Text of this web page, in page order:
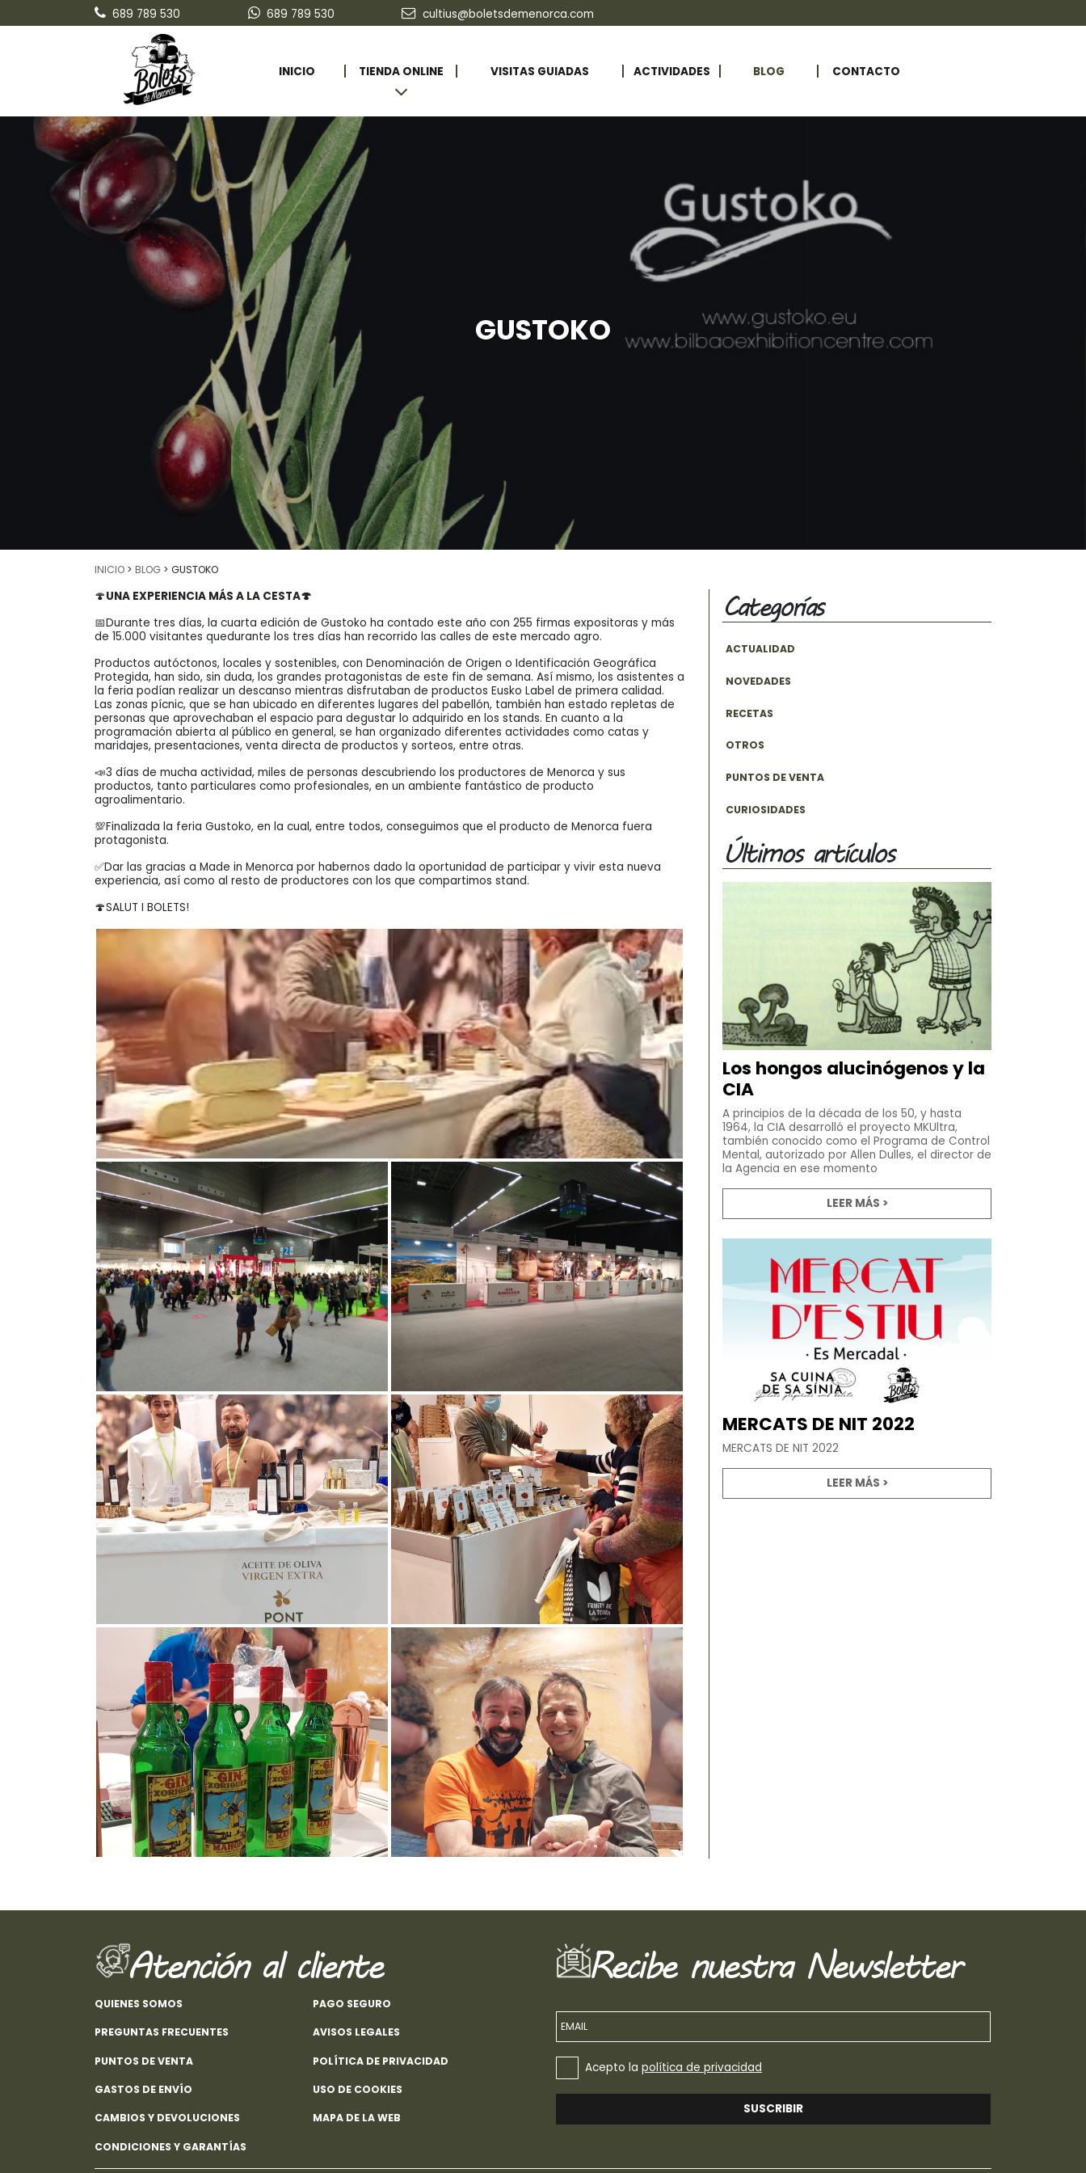
689 789 530 689 789 530 cultius@boletsdemenorca.com
INICIO TIENDA ONLINE VISITAS GUIADAS ACTIVIDADES BLOG CONTACTO
GUSTOKO
INICIO > BLOG > GUSTOKO
🍄UNA EXPERIENCIA MÁS A LA CESTA🍄
📅Durante tres días, la cuarta edición de Gustoko ha contado este año con 255 firmas expositoras y más
de 15.000 visitantes quedurante los tres días han recorrido las calles de este mercado agro.
Productos autóctonos, locales y sostenibles, con Denominación de Origen o Identificación Geográfica
Protegida, han sido, sin duda, los grandes protagonistas de este fin de semana. Así mismo, los asistentes a
la feria podían realizar un descanso mientras disfrutaban de productos Eusko Label de primera calidad.
Las zonas pícnic, que se han ubicado en diferentes lugares del pabellón, también han estado repletas de
personas que aprovechaban el espacio para degustar lo adquirido en los stands. En cuanto a la
programación abierta al público en general, se han organizado diferentes actividades como catas y
maridajes, presentaciones, venta directa de productos y sorteos, entre otras.
📣3 días de mucha actividad, miles de personas descubriendo los productores de Menorca y sus
productos, tanto particulares como profesionales, en un ambiente fantástico de producto
agroalimentario.
💯Finalizada la feria Gustoko, en la cual, entre todos, conseguimos que el producto de Menorca fuera
protagonista.
✅Dar las gracias a Made in Menorca por habernos dado la oportunidad de participar y vivir esta nueva
experiencia, así como al resto de productores con los que compartimos stand.
🍄SALUT I BOLETS!
Categorías
ACTUALIDAD
NOVEDADES
RECETAS
OTROS
PUNTOS DE VENTA
CURIOSIDADES
Últimos artículos
Los hongos alucinógenos y la
CIA
A principios de la década de los 50, y hasta
1964, la CIA desarrolló el proyecto MKUltra,
también conocido como el Programa de Control
Mental, autorizado por Allen Dulles, el director de
la Agencia en ese momento
LEER MÁS >
MERCATS DE NIT 2022
MERCATS DE NIT 2022
LEER MÁS >
Atención al cliente
QUIENES SOMOS
PREGUNTAS FRECUENTES
PUNTOS DE VENTA
GASTOS DE ENVÍO
CAMBIOS Y DEVOLUCIONES
CONDICIONES Y GARANTÍAS
PAGO SEGURO
AVISOS LEGALES
POLÍTICA DE PRIVACIDAD
USO DE COOKIES
MAPA DE LA WEB
Recibe nuestra Newsletter
EMAIL
Acepto la política de privacidad
SUSCRIBIR